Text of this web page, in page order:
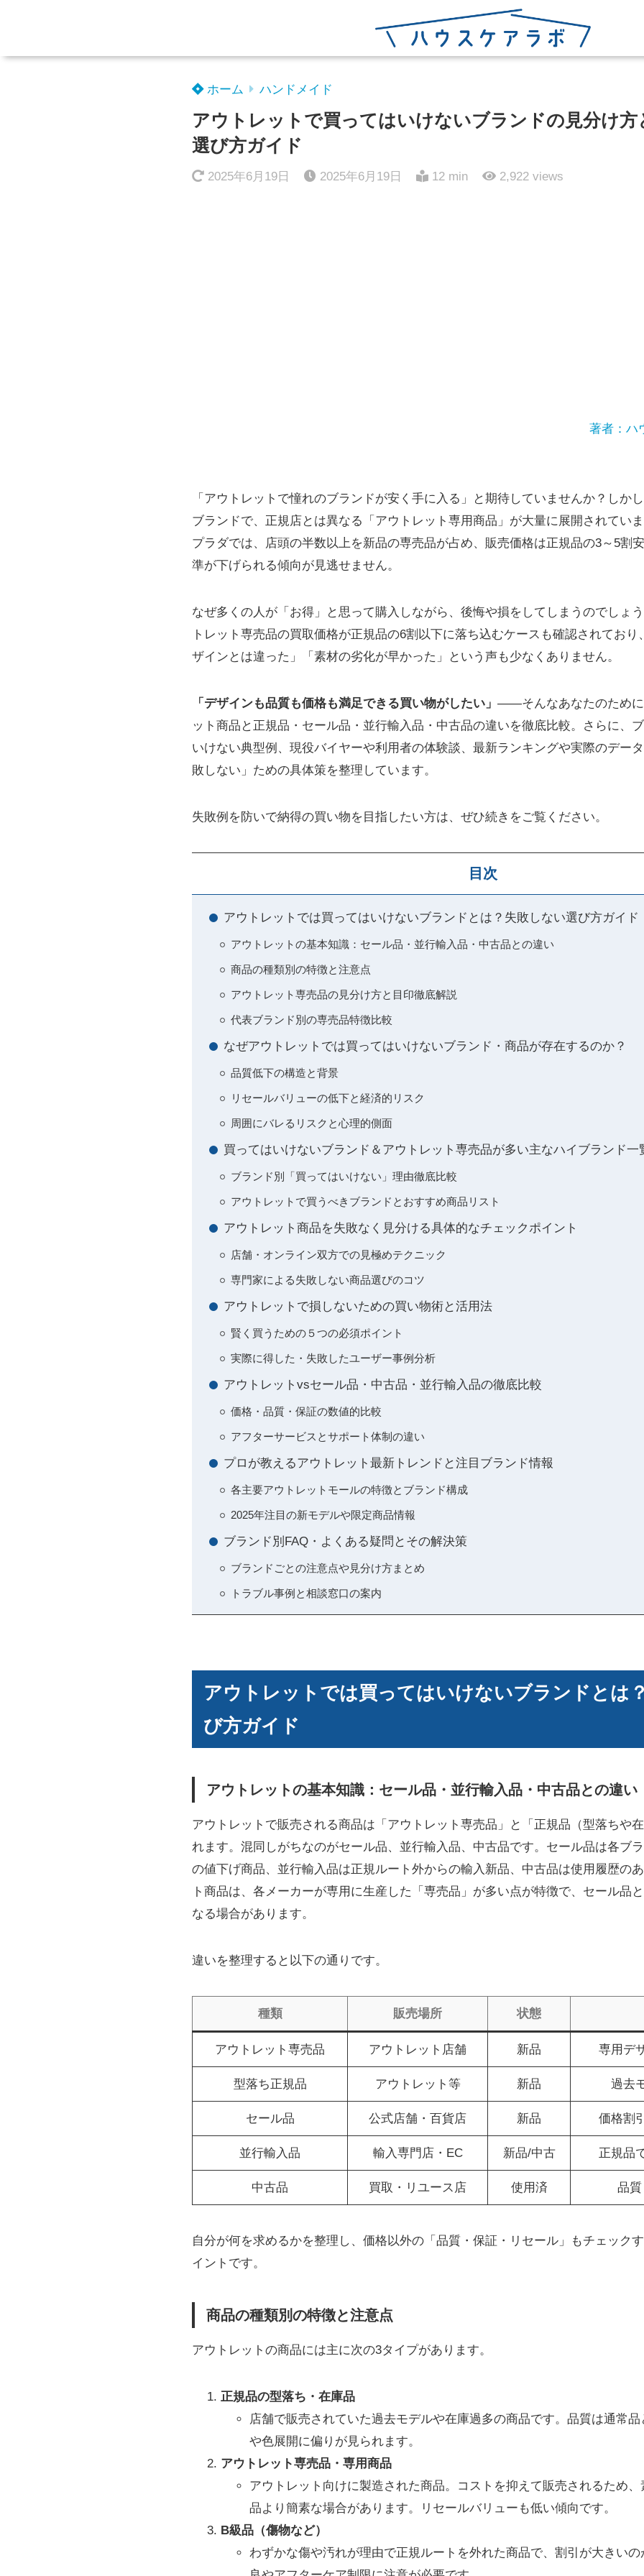
ホーム ハンドメイド
アウトレットで買ってはいけないブランドの見分け方
選び方ガイド
2025年6月19日 2025年6月19日 12 min 2,922 views
著者：ハ
「アウトレットで憧れのブランドが安く手に入る」と期待していませんか？しか
ブランドで、正規店とは異なる「アウトレット専用商品」が大量に展開されてい
プラダでは、店頭の半数以上を新品の専売品が占め、販売価格は正規品の3～5割
準が下げられる傾向が見逃せません。
なぜ多くの人が「お得」と思って購入しながら、後悔や損をしてしまうのでしょ
トレット専売品の買取価格が正規品の6割以下に落ち込むケースも確認されてお
ザインとは違った」「素材の劣化が早かった」という声も少なくありません。
「デザインも品質も価格も満足できる買い物がしたい」 ――そんなあなたのため
ット商品と正規品・セール品・並行輸入品・中古品の違いを徹底比較。さらに、
いけない典型例、現役バイヤーや利用者の体験談、最新ランキングや実際のデー
敗しない」ための具体策を整理しています。
失敗例を防いで納得の買い物を目指したい方は、ぜひ続きをご覧ください。
目次
アウトレットでは買ってはいけないブランドとは？失敗しない選び方ガイド
アウトレットの基本知識：セール品・並行輸入品・中古品との違い
商品の種類別の特徴と注意点
アウトレット専売品の見分け方と目印徹底解説
代表ブランド別の専売品特徴比較
なぜアウトレットでは買ってはいけないブランド・商品が存在するのか？
品質低下の構造と背景
リセールバリューの低下と経済的リスク
周囲にバレるリスクと心理的側面
買ってはいけないブランド＆アウトレット専売品が多い主なハイブランド一
ブランド別「買ってはいけない」理由徹底比較
アウトレットで買うべきブランドとおすすめ商品リスト
アウトレット商品を失敗なく見分ける具体的なチェックポイント
店舗・オンライン双方での見極めテクニック
専門家による失敗しない商品選びのコツ
アウトレットで損しないための買い物術と活用法
賢く買うための５つの必須ポイント
実際に得した・失敗したユーザー事例分析
アウトレットvsセール品・中古品・並行輸入品の徹底比較
価格・品質・保証の数値的比較
アフターサービスとサポート体制の違い
プロが教えるアウトレット最新トレンドと注目ブランド情報
各主要アウトレットモールの特徴とブランド構成
2025年注目の新モデルや限定商品情報
ブランド別FAQ・よくある疑問とその解決策
ブランドごとの注意点や見分け方まとめ
トラブル事例と相談窓口の案内
アウトレットでは買ってはいけないブランドとは
び方ガイド
アウトレットの基本知識：セール品・並行輸入品・中古品との違い
アウトレットで販売される商品は「アウトレット専売品」と「正規品（型落ちや
れます。混同しがちなのがセール品、並行輸入品、中古品です。セール品は各ブ
の値下げ商品、並行輸入品は正規ルート外からの輸入新品、中古品は使用履歴の
ト商品は、各メーカーが専用に生産した「専売品」が多い点が特徴で、セール品
なる場合があります。
違いを整理すると以下の通りです。
種類 販売場所 状態
アウトレット専売品 アウトレット店舗 新品 専用デ
型落ち正規品 アウトレット等 新品 過去
セール品 公式店舗・百貨店 新品 価格割
並行輸入品 輸入専門店・EC 新品/中古 正規品
中古品 買取・リユース店 使用済 品
自分が何を求めるかを整理し、価格以外の「品質・保証・リセール」もチェック
イントです。
商品の種類別の特徴と注意点
アウトレットの商品には主に次の3タイプがあります。
正規品の型落ち・在庫品
店舗で販売されていた過去モデルや在庫過多の商品です。品質は通常
や色展開に偏りが見られます。
アウトレット専売品・専用商品
アウトレット向けに製造された商品。コストを抑えて販売されるため
品より簡素な場合があります。リセールバリューも低い傾向です。
B級品（傷物など）
わずかな傷や汚れが理由で正規ルートを外れた商品で、割引が大きい